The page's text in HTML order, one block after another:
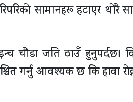
सामानहरू हटाएर थोरै
चौडा जति ठाउँ हुनुपर्दछ।
गर्नु आवश्यक छ कि हावा